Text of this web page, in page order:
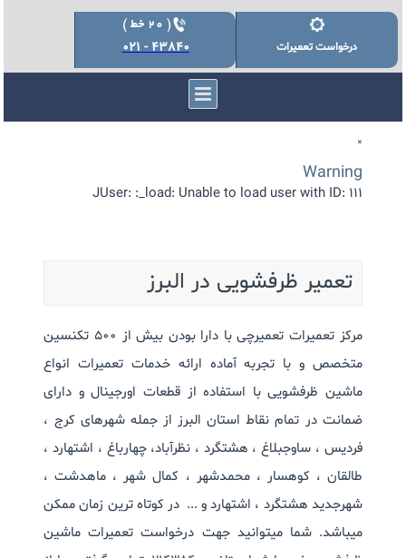
درخواست تعمیرات 43840 - 021
×
Warning
JUser: :_load: Unable to load user with ID: 111
تعمیر ظرفشویی در البرز
مرکز تعمیرات تعمیرچی با دارا بودن بیش از 500 تکنسین
متخصص و با تجربه آماده ارائه خدمات تعمیرات انواع
ماشین ظرفشویی با استفاده از قطعات اورجینال و دارای
ضمانت در تمام نقاط استان البرز از جمله شهرهای کرج ،
فردیس ، ساوجبلاغ ، هشتگرد ، نظرآباد، چهارباغ ، اشتهارد ،
طالقان ، کوهسار ، محمدشهر ، کمال شهر ، ماهدشت ،
شهرجدید هشتگرد ، اشتهارد و ... در کوتاه ترین زمان ممکن
میباشد. شما میتوانید جهت درخواست تعمیرات ماشین